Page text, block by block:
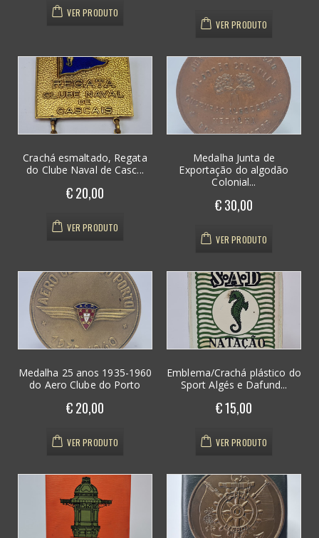
VER PRODUTO
VER PRODUTO
Crachá esmaltado, Regata
do Clube Naval de Casc...
€ 20,00
VER PRODUTO
Medalha Junta de
Exportação do algodão
Colonial...
€ 30,00
VER PRODUTO
Medalha 25 anos 1935-1960
do Aero Clube do Porto
€ 20,00
VER PRODUTO
Emblema/Crachá plástico do
Sport Algés e Dafund...
€ 15,00
VER PRODUTO